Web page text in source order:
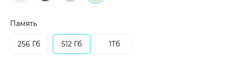
Память
256 Гб 512 Гб 1Тб
наличными в магазине или при доставке.
Подробнее о клубной цене